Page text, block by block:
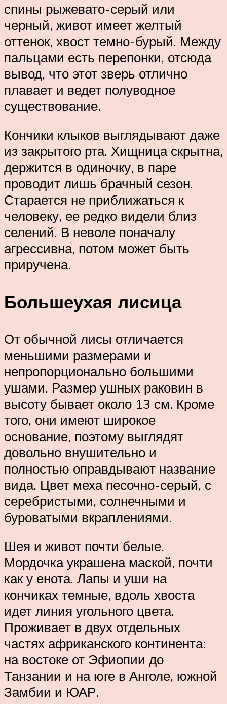
спины рыжевато-серый или
черный, живот имеет желтый
оттенок, хвост темно-бурый. Между
пальцами есть перепонки, отсюда
вывод, что этот зверь отлично
плавает и ведет полуводное
существование.
Кончики клыков выглядывают даже
из закрытого рта. Хищница скрытна,
держится в одиночку, в паре
проводит лишь брачный сезон.
Старается не приближаться к
человеку, ее редко видели близ
селений. В неволе поначалу
агрессивна, потом может быть
приручена.
Большеухая лисица
От обычной лисы отличается
меньшими размерами и
непропорционально большими
ушами. Размер ушных раковин в
высоту бывает около 13 см. Кроме
того, они имеют широкое
основание, поэтому выглядят
довольно внушительно и
полностью оправдывают название
вида. Цвет меха песочно-серый, с
серебристыми, солнечными и
буроватыми вкраплениями.
Шея и живот почти белые.
Мордочка украшена маской, почти
как у енота. Лапы и уши на
кончиках темные, вдоль хвоста
идет линия угольного цвета.
Проживает в двух отдельных
частях африканского континента:
на востоке от Эфиопии до
Танзании и на юге в Анголе, южной
Замбии и ЮАР.